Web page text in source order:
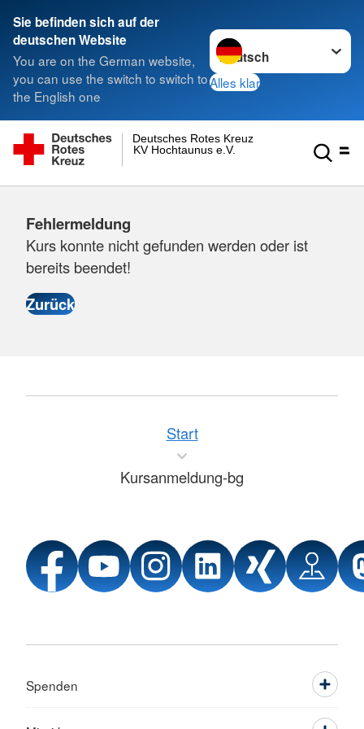
Sie befinden sich auf der
deutschen Website
You are on the German website,
you can use the switch to switch to
the English one
Sprache wechseln zu
Alles klar
KV Hochtaunus e.V.
Deutsches Rotes Kreuz
Fehlermeldung
Kurs konnte nicht gefunden werden oder ist
bereits beendet!
Start
Kursanmeldung-bg
Spenden